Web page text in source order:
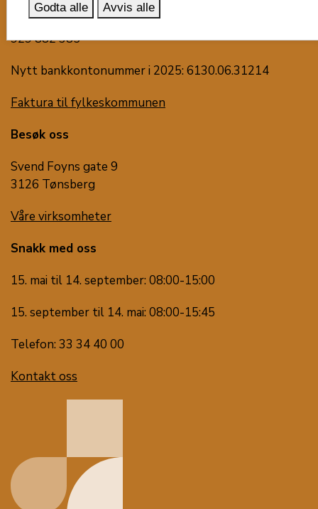
Organisasjonsnummer:
929 882 385
Nytt bankkontonummer i 2025: 6130.06.31214
Faktura til fylkeskommunen
Besøk oss
Svend Foyns gate 9
3126 Tønsberg
Våre virksomheter
Snakk med oss
15. mai til 14. september: 08:00-15:00
15. september til 14. mai: 08:00-15:45
Telefon: 33 34 40 00
Kontakt oss
Godta alle Avvis alle